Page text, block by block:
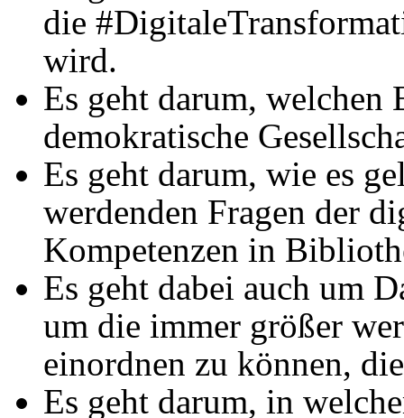
die
wird.
Es geht darum,
demokratische
Es geht darum, wie es
werdenden Fragen der
Kompetenzen in
Es geht dabei auch um
um die immer größer
einordnen zu können,
Es geht darum, in